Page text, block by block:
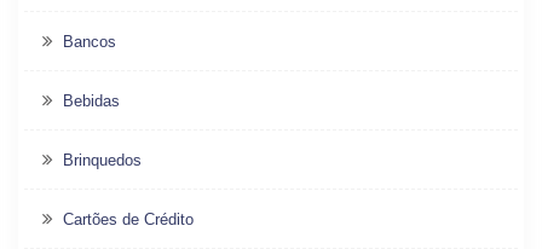
Bancos
Bebidas
Brinquedos
Cartões de Crédito